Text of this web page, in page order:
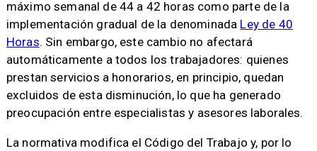
máximo semanal de 44 a 42 horas como parte de la
implementación gradual de la denominada Ley de 40
Horas. Sin embargo, este cambio no afectará
automáticamente a todos los trabajadores: quienes
prestan servicios a honorarios, en principio, quedan
excluidos de esta disminución, lo que ha generado
preocupación entre especialistas y asesores laborales.
La normativa modifica el Código del Trabajo y, por lo